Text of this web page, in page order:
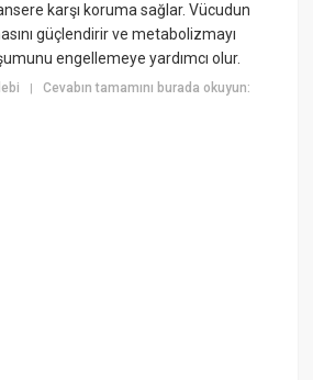
karşı koruma sağlar. Vücudun
güçlendirir ve metabolizmayı
engellemeye yardımcı olur.
|Cevabın tamamını burada okuyun: